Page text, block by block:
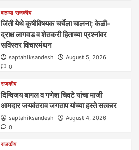
बातम्या राजकीय
जिंती येथे कृषीविषयक चर्चेला चालना; केळी-
द्राक्ष लागवड व शेतकरी हिताच्या प्रश्नांवर
सविस्तर विचारमंथन
saptahiksandesh
August 5, 2026
0
राजकीय
दिग्विजय बागल व गणेश चिवटे यांचा माजी
आमदार जयवंतराव जगताप यांच्या हस्ते सत्कार
saptahiksandesh
August 4, 2026
0
राजकीय